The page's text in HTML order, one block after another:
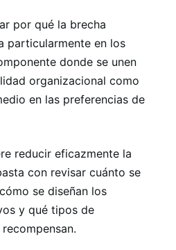
por qué la brecha
particularmente en los
donde se unen
organizacional como
en las preferencias de
reducir eficazmente la
con revisar cuánto se
se diseñan los
y qué tipos de